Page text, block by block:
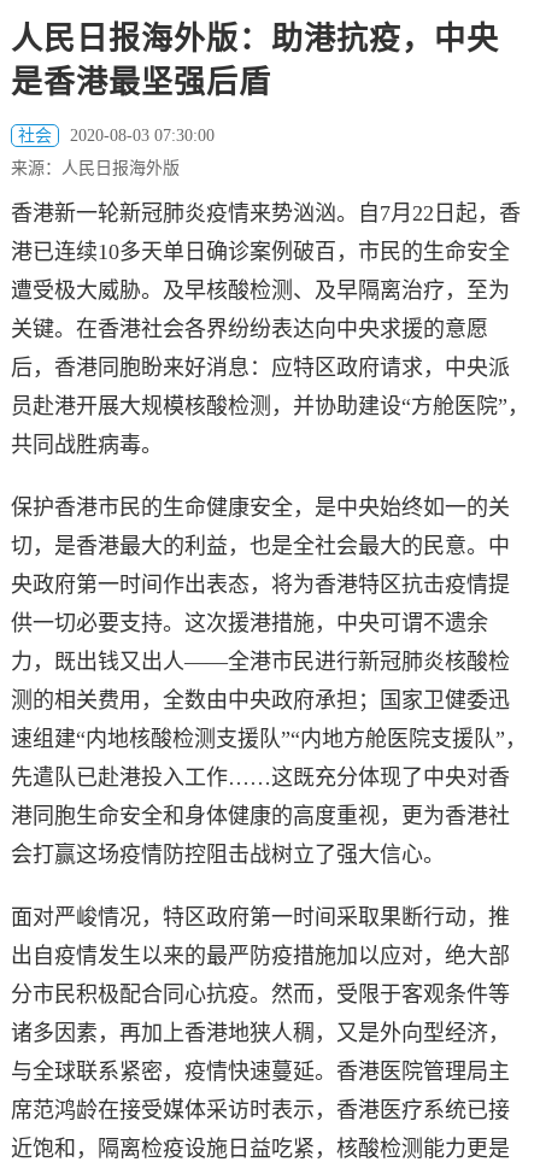
人民日报海外版：助港抗疫，中央
是香港最坚强后盾
社会
2020-08-03 07:30:00
来源：人民日报海外版
香港新一轮新冠肺炎疫情来势汹汹。自7月22日起，香
港已连续10多天单日确诊案例破百，市民的生命安全
遭受极大威胁。及早核酸检测、及早隔离治疗，至为
关键。在香港社会各界纷纷表达向中央求援的意愿
后，香港同胞盼来好消息：应特区政府请求，中央派
员赴港开展大规模核酸检测，并协助建设“方舱医院”，
共同战胜病毒。
保护香港市民的生命健康安全，是中央始终如一的关
切，是香港最大的利益，也是全社会最大的民意。中
央政府第一时间作出表态，将为香港特区抗击疫情提
供一切必要支持。这次援港措施，中央可谓不遗余
力，既出钱又出人——全港市民进行新冠肺炎核酸检
测的相关费用，全数由中央政府承担；国家卫健委迅
速组建“内地核酸检测支援队”“内地方舱医院支援队”，
先遣队已赴港投入工作……这既充分体现了中央对香
港同胞生命安全和身体健康的高度重视，更为香港社
会打赢这场疫情防控阻击战树立了强大信心。
面对严峻情况，特区政府第一时间采取果断行动，推
出自疫情发生以来的最严防疫措施加以应对，绝大部
分市民积极配合同心抗疫。然而，受限于客观条件等
诸多因素，再加上香港地狭人稠，又是外向型经济，
与全球联系紧密，疫情快速蔓延。香港医院管理局主
席范鸿龄在接受媒体采访时表示，香港医疗系统已接
近饱和，隔离检疫设施日益吃紧，核酸检测能力更是